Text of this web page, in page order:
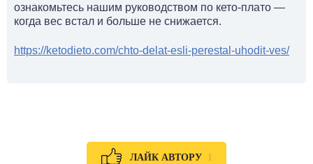
ознакомьтесь нашим руководством по кето-плато —
когда вес встал и больше не снижается.
https://ketodieto.com/chto-delat-esli-perestal-uhodit-ves/
ЛАЙК АВТОРУ